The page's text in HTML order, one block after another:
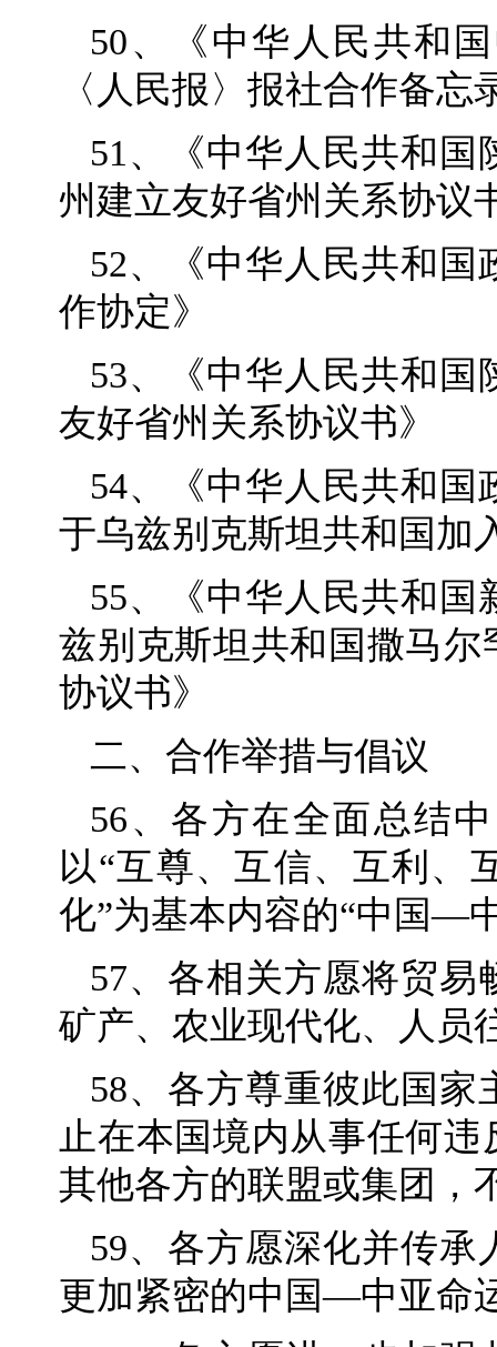
50、《中华人民共和
〈人民报〉报社合作备忘
51、《中华人民共和
州建立友好省州关系协议
52、《中华人民共和
作协定》
53、《中华人民共和
友好省州关系协议书》
54、《中华人民共和
于乌兹别克斯坦共和国加
55、《中华人民共和
兹别克斯坦共和国撒马
协议书》
二、合作举措与倡议
56、各方在全面总结
以“互尊、互信、互利、
化”为基本内容的“中国—
57、各相关方愿将贸
矿产、农业现代化、人员
58、各方尊重彼此国
止在本国境内从事任何
其他各方的联盟或集团，
59、各方愿深化并传
更加紧密的中国—中亚命